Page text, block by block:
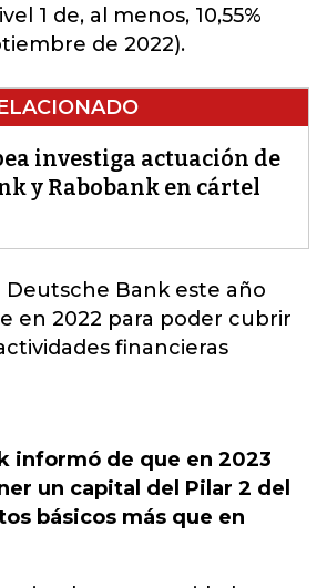
1 de, al menos, 10,55%
de 2022).
investiga actuación de
y Rabobank en cártel
Deutsche Bank este año
en 2022 para poder cubrir
financieras
informó de que en 2023
un capital del Pilar 2 del
básicos más que en